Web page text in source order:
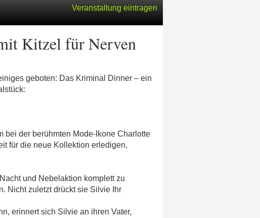
Veranstaltung eintragen
Kitzel für Nerven
geboten: Das Kriminal Dinner – ein
bei der berühmten Mode-Ikone Charlotte
für die neue Kollektion erledigen,
und Nebelaktion komplett zu
Nicht zuletzt drückt sie Silvie Ihr
erinnert sich Silvie an ihren Vater,